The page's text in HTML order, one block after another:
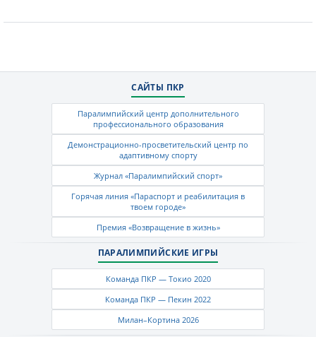
САЙТЫ ПКР
Паралимпийский центр дополнительного
профессионального образования
Демонстрационно-просветительский центр по
адаптивному спорту
Журнал «Паралимпийский спорт»
Горячая линия «Параспорт и реабилитация в
твоем городе»
Премия «Возвращение в жизнь»
ПАРАЛИМПИЙСКИЕ ИГРЫ
Команда ПКР — Токио 2020
Команда ПКР — Пекин 2022
Милан–Кортина 2026